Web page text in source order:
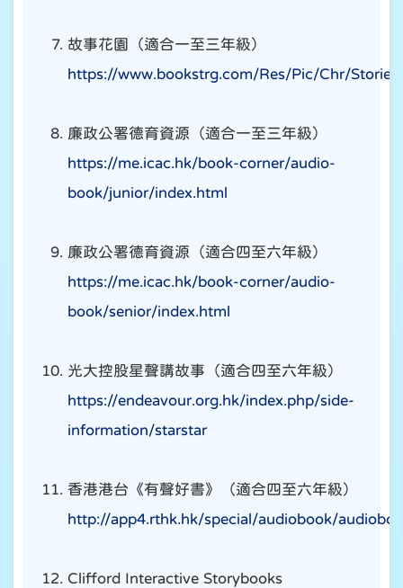
故事花園（適合一至三年級）
https://www.bookstrg.com/Res/Pic/Chr/
廉政公署德育資源（適合一至三年級）
https://me.icac.hk/book-corner/audio-
book/junior/index.html
廉政公署德育資源（適合四至六年級）
https://me.icac.hk/book-corner/audio-
book/senior/index.html
光大控股星聲講故事（適合四至六年級）
https://endeavour.org.hk/index.php/side-
information/starstar
香港港台《有聲好書》（適合四至六年級）
http://app4.rthk.hk/special/audiobook/
Clifford Interactive Storybooks